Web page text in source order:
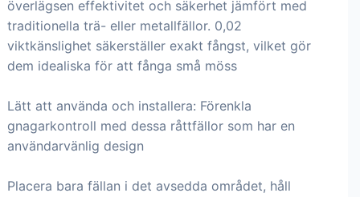
överlägsen effektivitet och säkerhet jämfört med
traditionella trä- eller metallfällor. 0,02
viktkänslighet säkerställer exakt fångst, vilket gör
dem idealiska för att fånga små möss
Lätt att använda och installera: Förenkla
gnagarkontroll med dessa råttfällor som har en
användarvänlig design
Placera bara fällan i det avsedda området, håll